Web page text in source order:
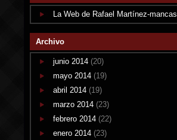
La Web de Rafael Martínez-mancas
Archivo
junio 2014 (20)
mayo 2014 (19)
abril 2014 (19)
marzo 2014 (23)
febrero 2014 (22)
enero 2014 (23)